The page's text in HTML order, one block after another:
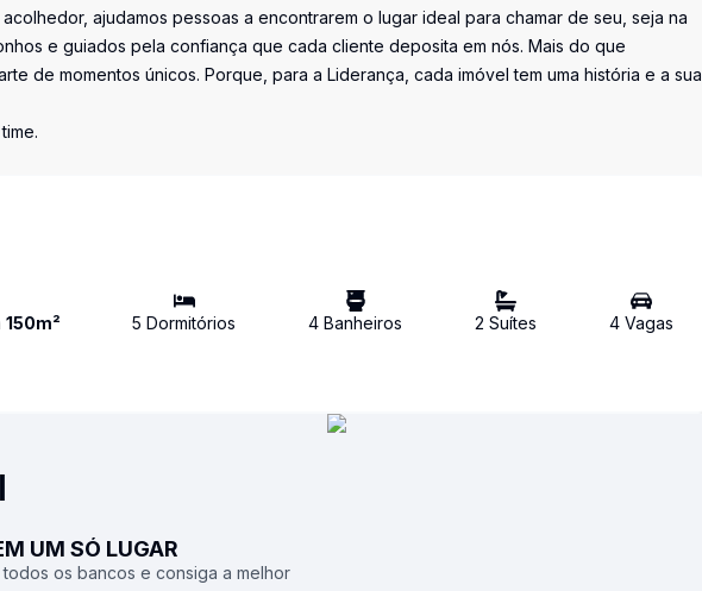
ajudamos pessoas a encontrarem o lugar ideal para chamar de seu, seja na
e guiados pela confiança que cada cliente deposita em nós. Mais do que
de momentos únicos. Porque, para a Liderança, cada imóvel tem uma história e a sua
150m² 5 Dormitórios 4 Banheiros 2 Suítes 4Vagas
UM SÓ LUGAR
os bancos e consiga a melhor